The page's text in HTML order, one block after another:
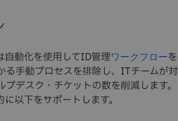
動化を使用してID管理ワークフローを
る手動プロセスを排除し、ITチームが対
デスク・チケットの数を削減します。
以下をサポートします。